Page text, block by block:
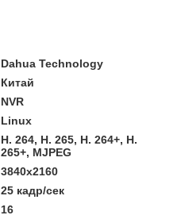
Dahua Technology
Китай
NVR
Linux
H. 264, H. 265, H. 264+, H.
265+, MJPEG
3840х2160
25 кадр/сек
16